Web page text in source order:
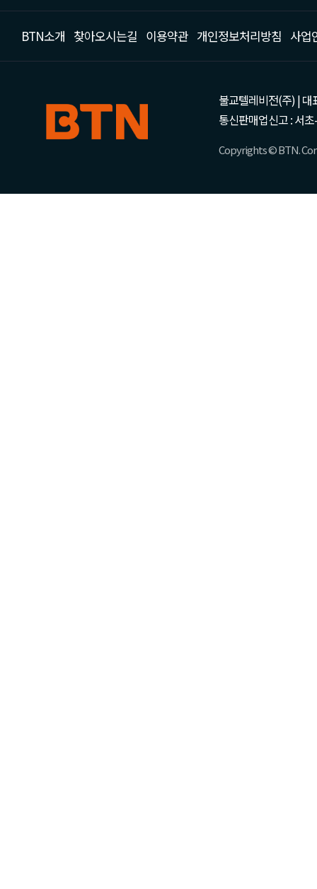
BTN소개 찾아오시는길 이용약관 개인정보처리방침 사업
불교텔레비전(주) | 대
통신판매업신고 : 서
Copyrights © BTN.